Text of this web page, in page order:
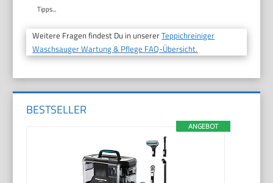
Tipps...
Weitere Fragen findest Du in unsererTeppichreiniger
Waschsauger Wartung & Pflege FAQ-Übersicht.
BESTSELLER
ANGEBOT